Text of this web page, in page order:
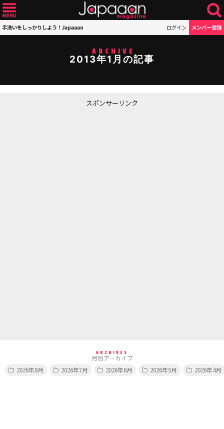
手洗いをしっかりしよう！Japaaan ログイン メンバー登録
ARCHIVE
2013年1月の記事
スポンサーリンク
ARCHIVES
月別アーカイブ
2026年8月
2026年7月 2026年6月 2026年5月 2026年4月